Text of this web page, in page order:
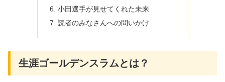
小田選手が見せてくれた未来
読者のみなさんへの問いかけ
生涯ゴールデンスラムとは？